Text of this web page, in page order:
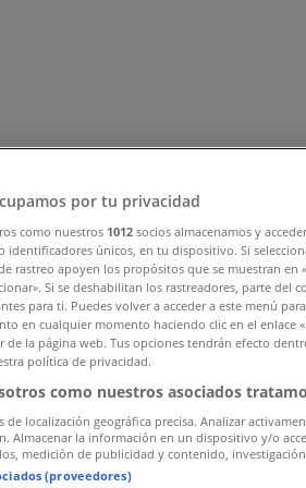
Zapatos y AccesoriosPerfumerías y
y RepuestosDeporteJuguetes
por tu privacidad
como nuestros 1012 socios almacenamos y
identificadores únicos, en tu dispositivo. Si
rastreo apoyen los propósitos que se muestran en
Si se deshabilitan los rastreadores, parte del
para ti. Puedes volver a acceder a este menú
en cualquier momento haciendo clic en el enlace
de la página web. Tus opciones tendrán efecto
política de privacidad.
como nuestros asociados
de localización geográfica precisa. Analizar
Almacenar la información en un dispositivo y/o
medición de publicidad y contenido,
(proveedores)